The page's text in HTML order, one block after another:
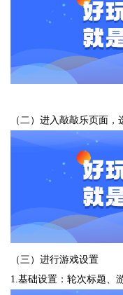
（二）进入敲敲乐页面
（三）进行游戏设置
1.基础设置：轮次标题、